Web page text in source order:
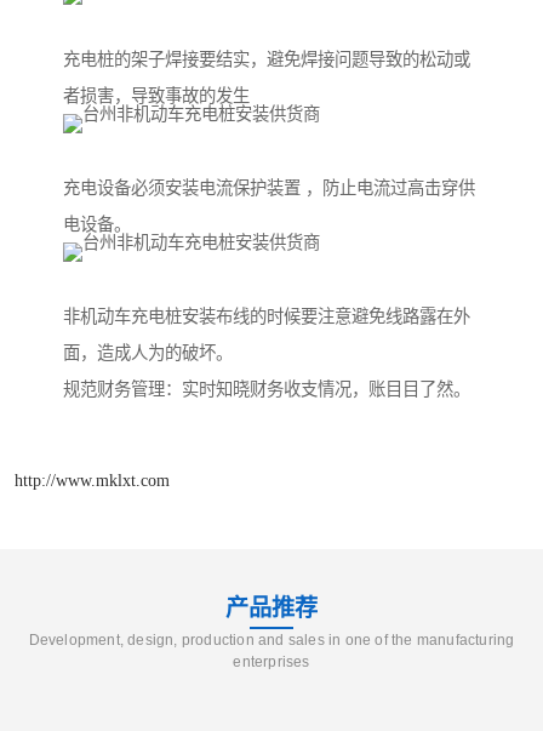
充电桩的架子焊接要结实，避免焊接问题导致的松动或
者损害，导致事故的发生
充电设备必须安装电流保护装置 ，防止电流过高击穿供
电设备。
非机动车充电桩安装布线的时候要注意避免线路露在外
面，造成人为的破坏。
规范财务管理：实时知晓财务收支情况，账目目了然。
http://www.mklxt.com
产品推荐
Development, design, production and sales in one of the manufacturing
enterprises